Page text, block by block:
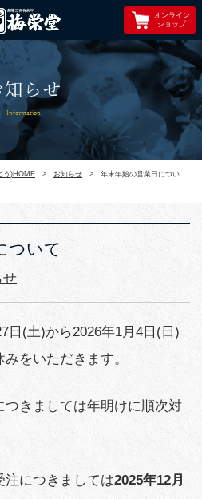
オンライン
ショップ
らせ
Information
う)HOME > お知らせ >
年末年始の営業日につい
ついて
せ
日(土)から2026年1月4日(日)
をいただきます。
きましては年明けに順次対
注につきましては2025年12月